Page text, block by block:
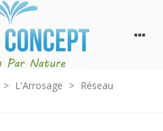
> L'Arrosage > Réseau